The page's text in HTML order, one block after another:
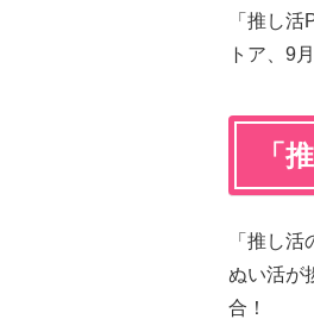
「推し
トア、9
「
「推し
ぬい活が
合！